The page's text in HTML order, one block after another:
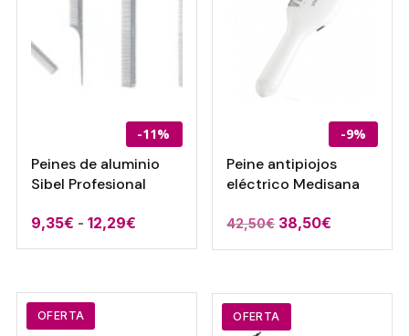
-11%
Peines de aluminio
Sibel Profesional
9,35€ - 12,29€Rango
de
desde
-9%
Peine antipiojos
eléctrico Medisana
42,50€ El
precio
era:
42,50€.
38,50€
precio
es:
OFERTA OFERTA